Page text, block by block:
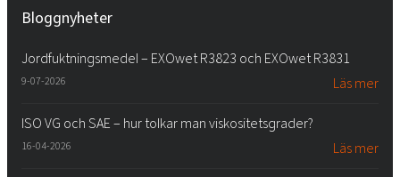
Bloggnyheter
Jordfuktningsmedel – EXOwet R3823 och EXOwet R3831
9-07-2026 Läs mer
ISO VG och SAE – hur tolkar man viskositetsgrader?
16-04-2026 Läs mer